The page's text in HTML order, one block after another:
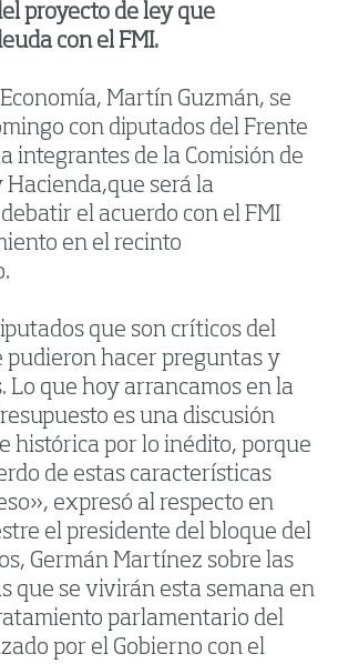
proyecto de ley que
con el FMI.
Martín Guzmán, se
con diputados del Frente
integrantes de la Comisión de
Hacienda,que será la
el acuerdo con el FMI
en el recinto
que son críticos del
pudieron hacer preguntas y
Lo que hoy arrancamos en la
es una discusión
histórica por lo inédito, porque
de estas características
expresó al respecto en
el presidente del bloque del
Germán Martínez sobre las
que se vivirán esta semana en
parlamentario del
por el Gobierno con el